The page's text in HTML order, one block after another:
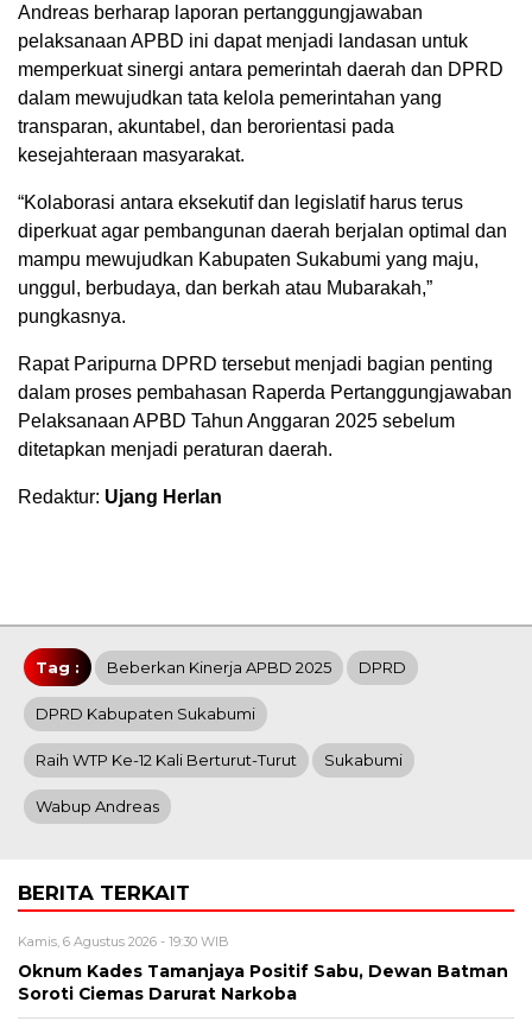
Andreas berharap laporan pertanggungjawaban
pelaksanaan APBD ini dapat menjadi landasan untuk
memperkuat sinergi antara pemerintah daerah dan DPRD
dalam mewujudkan tata kelola pemerintahan yang
transparan, akuntabel, dan berorientasi pada
kesejahteraan masyarakat.
“Kolaborasi antara eksekutif dan legislatif harus terus
diperkuat agar pembangunan daerah berjalan optimal dan
mampu mewujudkan Kabupaten Sukabumi yang maju,
unggul, berbudaya, dan berkah atau Mubarakah,”
pungkasnya.
Rapat Paripurna DPRD tersebut menjadi bagian penting
dalam proses pembahasan Raperda Pertanggungjawaban
Pelaksanaan APBD Tahun Anggaran 2025 sebelum
ditetapkan menjadi peraturan daerah.
Redaktur: Ujang Herlan
Tag : Beberkan Kinerja APBD 2025 DPRD
DPRD Kabupaten Sukabumi
Raih WTP Ke-12 Kali Berturut-Turut Sukabumi
Wabup Andreas
BERITA TERKAIT
Kamis, 6 Agustus 2026 - 19:30 WIB
Oknum Kades Tamanjaya Positif Sabu, Dewan Batman
Soroti Ciemas Darurat Narkoba